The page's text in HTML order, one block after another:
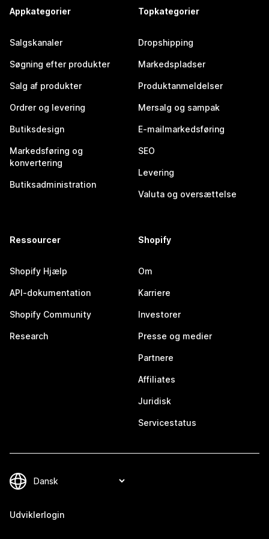
Appkategorier
Salgskanaler
Søgning efter produkter
Salg af produkter
Ordrer og levering
Butiksdesign
Markedsføring og
konvertering
Butiksadministration
Topkategorier
Dropshipping
Markedspladser
Produktanmeldelser
Mersalg og sampak
E-mailmarkedsføring
SEO
Levering
Valuta og oversættelse
Ressourcer
Shopify Hjælp
API-dokumentation
Shopify Community
Research
Shopify
Om
Karriere
Investorer
Presse og medier
Partnere
Affiliates
Juridisk
Servicestatus
Udviklerlogin